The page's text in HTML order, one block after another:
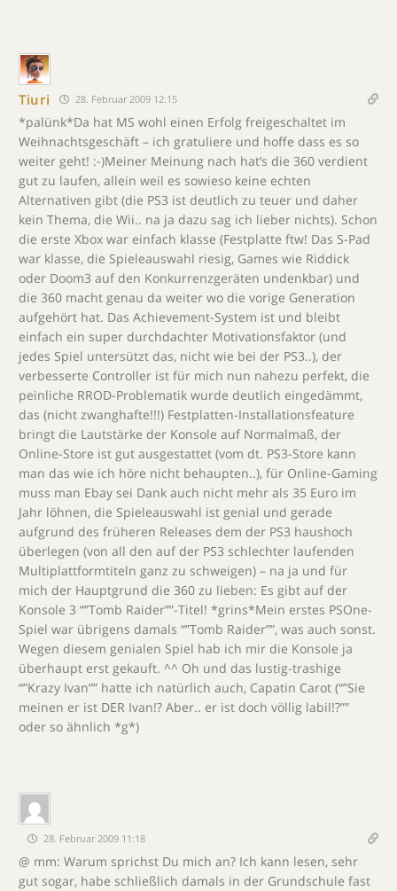
Tiuri 28. Februar 2009 12:15
*palünk*Da hat MS wohl einen Erfolg freigeschaltet im
Weihnachtsgeschäft – ich gratuliere und hoffe dass es so
weiter geht! :-)Meiner Meinung nach hat’s die 360 verdient
gut zu laufen, allein weil es sowieso keine echten
Alternativen gibt (die PS3 ist deutlich zu teuer und daher
kein Thema, die Wii.. na ja dazu sag ich lieber nichts). Schon
die erste Xbox war einfach klasse (Festplatte ftw! Das S-Pad
war klasse, die Spieleauswahl riesig, Games wie Riddick
oder Doom3 auf den Konkurrenzgeräten undenkbar) und
die 360 macht genau da weiter wo die vorige Generation
aufgehört hat. Das Achievement-System ist und bleibt
einfach ein super durchdachter Motivationsfaktor (und
jedes Spiel untersützt das, nicht wie bei der PS3..), der
verbesserte Controller ist für mich nun nahezu perfekt, die
peinliche RROD-Problematik wurde deutlich eingedämmt,
das (nicht zwanghafte!!!) Festplatten-Installationsfeature
bringt die Lautstärke der Konsole auf Normalmaß, der
Online-Store ist gut ausgestattet (vom dt. PS3-Store kann
man das wie ich höre nicht behaupten..), für Online-Gaming
muss man Ebay sei Dank auch nicht mehr als 35 Euro im
Jahr löhnen, die Spieleauswahl ist genial und gerade
aufgrund des früheren Releases dem der PS3 haushoch
überlegen (von all den auf der PS3 schlechter laufenden
Multiplattformtiteln ganz zu schweigen) – na ja und für
mich der Hauptgrund die 360 zu lieben: Es gibt auf der
Konsole 3 “”Tomb Raider””-Titel! *grins*Mein erstes PSOne-
Spiel war übrigens damals “”Tomb Raider””, was auch sonst.
Wegen diesem genialen Spiel hab ich mir die Konsole ja
überhaupt erst gekauft. ^^ Oh und das lustig-trashige
“”Krazy Ivan”” hatte ich natürlich auch, Capatin Carot (“”Sie
meinen er ist DER Ivan!? Aber.. er ist doch völlig labil!?””
oder so ähnlich *g*)
28. Februar 2009 11:18
@ mm: Warum sprichst Du mich an? Ich kann lesen, sehr
gut sogar, habe schließlich damals in der Grundschule fast